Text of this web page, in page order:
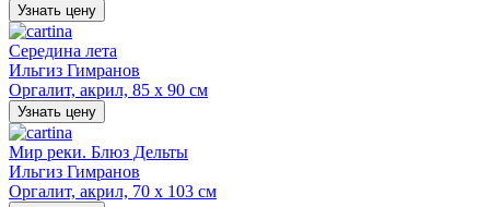
Узнать цену
Середина лета
Ильгиз Гимранов
Оргалит, акрил, 85 х 90 см
Узнать цену
Мир реки. Блюз Дельты
Ильгиз Гимранов
Оргалит, акрил, 70 х 103 см